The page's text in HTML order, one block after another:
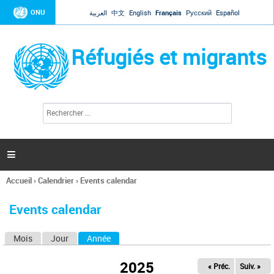
Jump to navigation
ONU العربية 中文 English Français Русский Español
Réfugiés et migrants
l
c
h
e

Vous
ici
Accueil›Calendrier› Events calendar
Events calendar
Mois Jour Année
2025 « Préc. Suiv. »